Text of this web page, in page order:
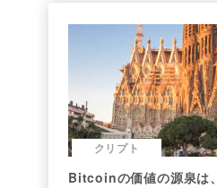
クリプト
Bitcoinの価値の源泉は